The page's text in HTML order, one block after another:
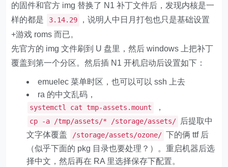
的固件和官方 img 替换了 N1 补丁文件后，发现内核是一
样的都是
3.14.29
，说明人中日月打包也只是基础设置
+游戏 roms 而已。
先官方的 img 文件刷到 U 盘里，然后 windows 上把补丁
覆盖到第一个分区。然后插 N1 开机启动后设置如下：
emuelec 菜单时区，也可以可以 ssh 上去
ra 的中文乱码，
systemctl cat tmp-assets.mount ，
cp -a /tmp/assets/* /storage/assets/
后提取中
文字体覆盖
/storage/assets/ozone/ 下的俩 ttf 后
（似乎下面的 pkg 目录也要处理？）。重启机器后选
择中文，然后再在 RA 里选择保存下配置。